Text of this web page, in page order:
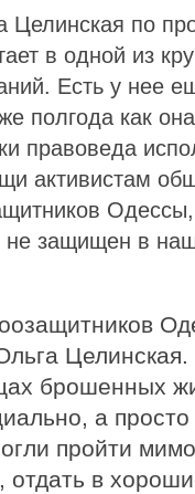
Целинская по
в одной из
Есть у нее
полгода как
правоведа
активистам
не защищен в
брошенных
а
пройти
отдать в